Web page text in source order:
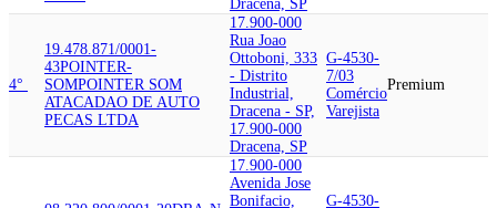
Dracena, SP
4°
19.478.871/0001-
43POINTER-
SOMPOINTER SOM
ATACADAO DE AUTO
PECAS LTDA
17.900-000
Rua Joao
Ottoboni, 333
- Distrito
Industrial,
Dracena - SP,
17.900-000
Dracena, SP
G-4530-
7/03
Comércio
Varejista
Premium
17.900-000
Avenida Jose
Bonifacio,
G-4530-